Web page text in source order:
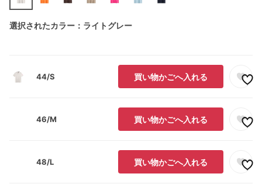
選択されたカラー：ライトグレー
44/S 買い物かごへ入れる
46/M 買い物かごへ入れる
48/L 買い物かごへ入れる